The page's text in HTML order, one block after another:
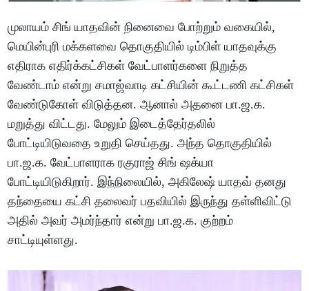
முலாயம் சிங் யாதவின் நினைவை போற்றும் வகையில்,
மெயின்புரி மக்களவை தொகுதியில் டிம்பிள் யாதவுக்கு
எதிராக எதிர்க்கட்சிகள் வேட்பாளர்களை நிறுத்த
வேண்டாம் என்று சமாஜ்வாடி கட்சியின் கூட்டணி கட்சிகள்
வேண்டுகோள் விடுத்தன. ஆனால் அதனை பா.ஜ.க.
மறுத்து விட்டது. மேலும் இடைத்தேர்தலில்
போட்டியிடுவதை உறுதி செய்தது. அந்த தொகுதியில்
பா.ஜ.க. வேட்பாளராக ரகுராஜ் சிங் ஷக்யா
போட்டியிடுகிறார். இந்நிலையில், அகிலேஷ் யாதவ் தனது
தந்தையை கட்சி தலைவர் பதவியில் இருந்து தள்ளிவிட்டு
அதில் அவர் அமர்ந்தார் என்று பா.ஜ.க. குற்றம்
சாட்டியுள்ளது.